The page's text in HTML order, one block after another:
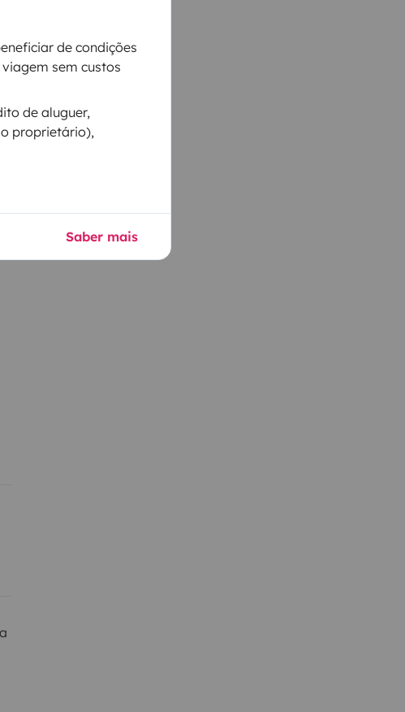
de condições
sem custos
de aluguer,
proprietário),
Saber mais